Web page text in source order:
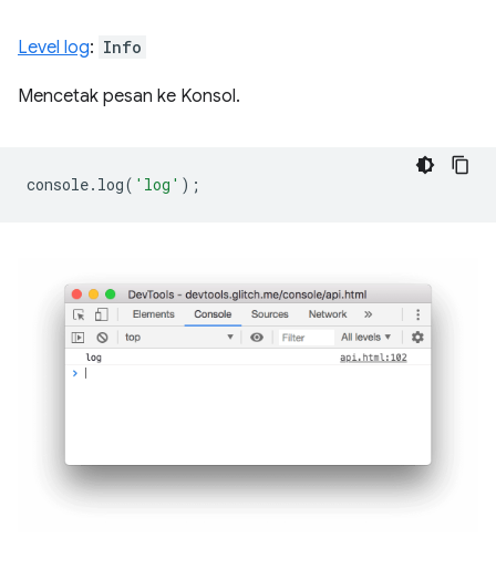
Level log: Info
Mencetak pesan ke Konsol.
console. log( 'log' );